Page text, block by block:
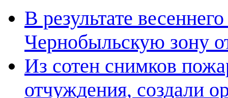
В результате
Чернобыльскую зону
Из сотен снимков
отчуждения, создали